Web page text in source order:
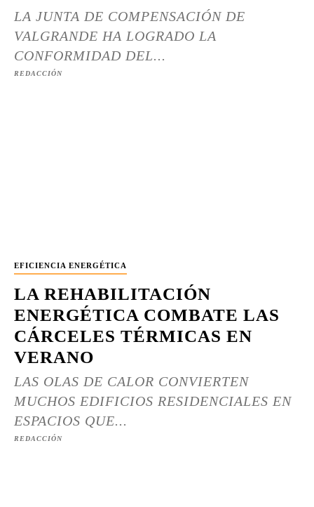
LA JUNTA DE COMPENSACIÓN DE
VALGRANDE HA LOGRADO LA
CONFORMIDAD DEL...
REDACCIÓN
EFICIENCIA ENERGÉTICA
LA REHABILITACIÓN
ENERGÉTICA COMBATE LAS
CÁRCELES TÉRMICAS EN
VERANO
LAS OLAS DE CALOR CONVIERTEN
MUCHOS EDIFICIOS RESIDENCIALES EN
ESPACIOS QUE...
REDACCIÓN